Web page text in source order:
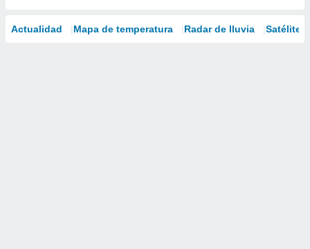
Actualidad Mapa de temperatura Radar de lluvia Satélites